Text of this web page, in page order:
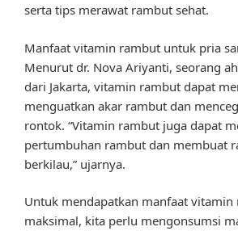
serta tips merawat rambut sehat.
Manfaat vitamin rambut untuk pria
Menurut dr. Nova Ariyanti, seorang
dari Jakarta, vitamin rambut dapat
menguatkan akar rambut dan
rontok. “Vitamin rambut juga dapat
pertumbuhan rambut dan membuat
berkilau,” ujarnya.
Untuk mendapatkan manfaat vitamin
maksimal, kita perlu mengonsumsi